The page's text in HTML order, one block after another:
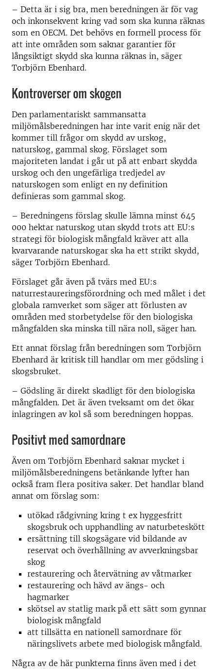
– Detta är i sig bra, men beredningen är för vag
och inkonsekvent kring vad som ska kunna räknas
som en OECM. Det behövs en formell process för
att inte områden som saknar garantier för
långsiktigt skydd ska kunna räknas in, säger
Torbjörn Ebenhard.
Kontroverser om skogen
Den parlamentariskt sammansatta
miljömålsberedningen har inte varit enig när det
kommer till frågor om skydd av urskog,
naturskog, gammal skog. Förslaget som
majoriteten landat i går ut på att enbart skydda
urskog och den ungefärliga tredjedel av
naturskogen som enligt en ny definition
definieras som gammal skog.
– Beredningens förslag skulle lämna minst 645
000 hektar naturskog utan skydd trots att EU:s
strategi för biologisk mångfald kräver att alla
kvarvarande naturskogar ska ha ett strikt skydd,
säger Torbjörn Ebenhard.
Förslaget går även på tvärs med EU:s
naturrestaureringsförordning och med målet i det
globala ramverket som säger att förlusten av
områden med storbetydelse för den biologiska
mångfalden ska minska till nära noll, säger han.
Ett annat förslag från beredningen som Torbjörn
Ebenhard är kritisk till handlar om mer gödsling i
skogsbruket.
– Gödsling är direkt skadligt för den biologiska
mångfalden. Det är även tveksamt om det ökar
inlagringen av kol så som beredningen hoppas.
Positivt med samordnare
Även om Torbjörn Ebenhard saknar mycket i
miljömålsberedningens betänkande lyfter han
också fram flera positiva saker. Det handlar bland
annat om förslag som:
utökad rådgivning kring t ex hyggesfritt
skogsbruk och upphandling av naturbeteskött
ersättning till skogsägare vid bildande av
reservat och överhållning av avverkningsbar
skog
restaurering och återvätning av våtmarker
restaurering och hävd av ängs- och
hagmarker
skötsel av statlig mark på ett sätt som gynnar
biologisk mångfald
att tillsätta en nationell samordnare för
näringslivets arbete med biologisk mångfald.
Några av de här punkterna finns även med i det